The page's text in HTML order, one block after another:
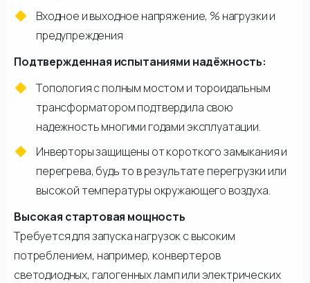
Входное и выходное напряжение, % нагрузки и
предупреждения
Подтвержденная испытаниями надёжность:
Топология с полным мостом и тороидальным
трансформатором подтвердила свою
надежность многими годами эксплуатации.
Инверторы защищены от короткого замыкания и
перегрева, будь то в результате перегрузки или
высокой температуры окружающего воздуха.
Высокая стартовая мощность
Требуется для запуска нагрузок с высоким
потреблением, например, конвертеров
светодиодных, галогенных ламп или электрических